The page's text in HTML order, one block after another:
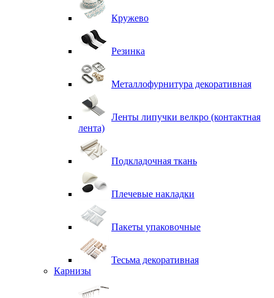
Кружево
Резинка
Металлофурнитура декоративная
Ленты липучки велкро (контактная
лента)
Подкладочная ткань
Плечевые накладки
Пакеты упаковочные
Тесьма декоративная
Карнизы